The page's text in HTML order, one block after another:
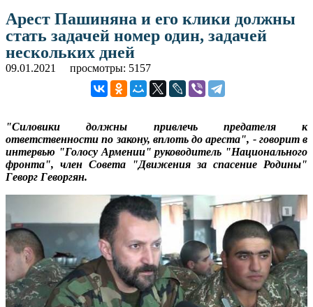
Арест Пашиняна и его клики должны
стать задачей номер один, задачей
нескольких дней
09.01.2021 просмотры: 5157
"Силовики должны привлечь предателя к
ответственности по закону, вплоть до ареста", - говорит в
интервью "Голосу Армении" руководитель "Национального
фронта", член Совета "Движения за спасение Родины"
Геворг Геворгян.